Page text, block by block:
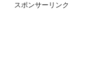
スポンサーリンク